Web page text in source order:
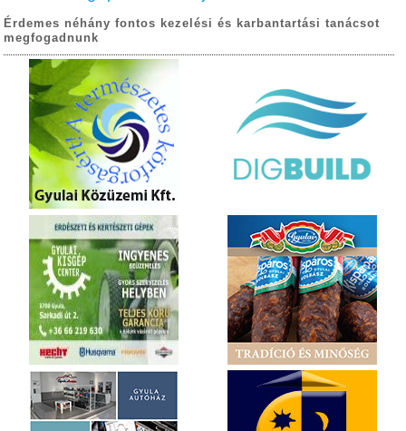
Érdemes néhány fontos kezelési és karbantartási tanácsot
megfogadnunk